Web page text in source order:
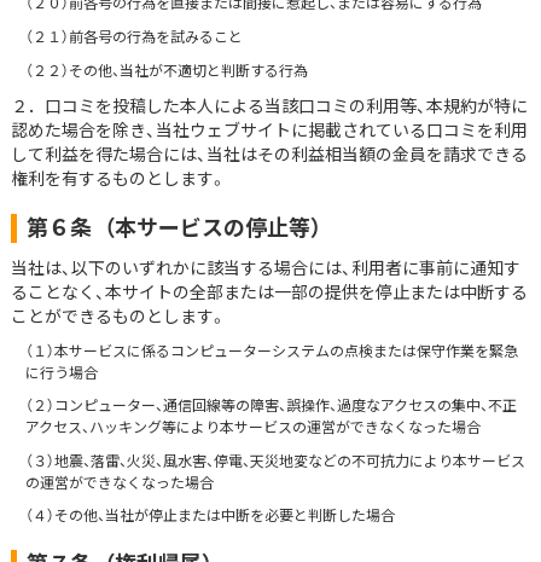
（２０）前各号の行為を直接または間接に惹起し、または容易にする行為
（２１）前各号の行為を試みること
（２２）その他、当社が不適切と判断する行為
２．口コミを投稿した本人による当該口コミの利用等、本規約が特に
認めた場合を除き、当社ウェブサイトに掲載されている口コミを利用
して利益を得た場合には、当社はその利益相当額の金員を請求できる
権利を有するものとします。
第６条 （本サービスの停止等）
当社は、以下のいずれかに該当する場合には、利用者に事前に通知す
ることなく、本サイトの全部または一部の提供を停止または中断する
ことができるものとします。
（１）本サービスに係るコンピューターシステムの点検または保守作業を緊急
に行う場合
（２）コンピューター、通信回線等の障害、誤操作、過度なアクセスの集中、不正
アクセス、ハッキング等により本サービスの運営ができなくなった場合
（３）地震、落雷、火災、風水害、停電、天災地変などの不可抗力により本サービス
の運営ができなくなった場合
（４）その他、当社が停止または中断を必要と判断した場合